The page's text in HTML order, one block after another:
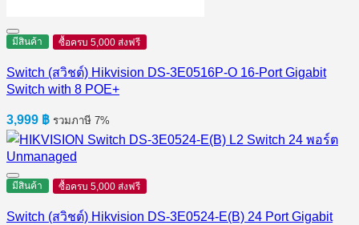
มีสินค้า ซื้อครบ 5,000 ส่งฟรี
Switch (สวิชต์) Hikvision DS-3E0516P-O 16-Port Gigabit
Switch with 8 POE+
3,999 ฿ รวมภาษี 7%
มีสินค้า ซื้อครบ 5,000 ส่งฟรี
Switch (สวิชต์) Hikvision DS-3E0524-E(B) 24 Port Gigabit